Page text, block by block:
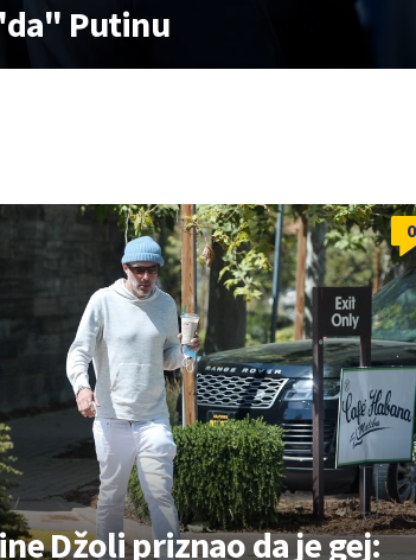
Putinu
0
Džoli priznao da je gej: